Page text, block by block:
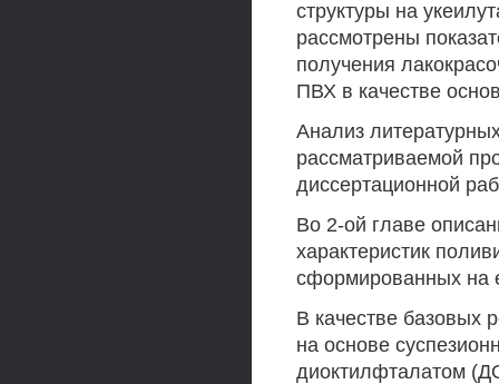
структуры на
рассмотрены
получения
ПВХ в качестве
Анализ
рассматриваемой
диссертационной
Во 2-ой главе
характеристик
сформированных на
В качестве базовых
на основе
диоктилфталатом